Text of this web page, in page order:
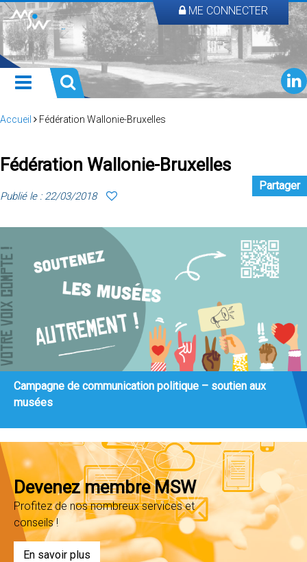
ME CONNECTER
Accueil Fédération Wallonie-Bruxelles
Fédération Wallonie-Bruxelles
Publié le : 22/03/2018
Partager
Campagne de communication politique – soutien aux
musées
Devenez membre MSW
Profitez de nos nombreux services et
conseils !
En savoir plus